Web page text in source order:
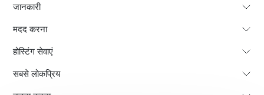
जानकारी
मदद करना
होस्टिंग सेवाएं
सबसे लोकप्रिय